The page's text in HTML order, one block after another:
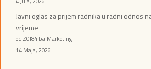
Javni oglas za prijem radnika u radni odnos
vrijeme
od ZOI84.ba Marketing
14 Maja, 2026